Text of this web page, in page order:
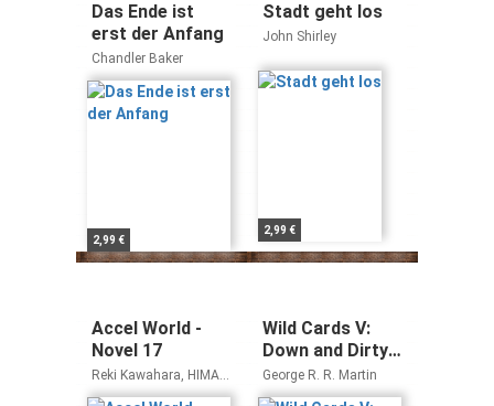
Das Ende ist
erst der Anfang
Chandler Baker
2,99 €
Stadt geht los
John Shirley
2,99 €
Accel World -
Novel 17
Reki Kawahara, HIMA,
Biipii
Wild Cards V:
Down and Dirty
(Wild Cards, 5,
Band 5)
George R. R. Martin